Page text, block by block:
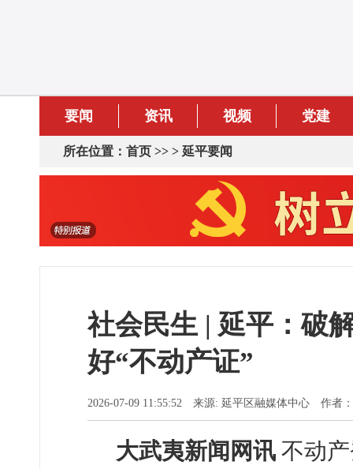
要闻 资讯 视频 党建
所在位置： 首页 >> > 延平要闻
社会民生 | 延平：破
好“不动产证”
2026-07-09 11:55:52 来源: 延平区融媒体中心 作者：
大武夷新闻网讯 不动